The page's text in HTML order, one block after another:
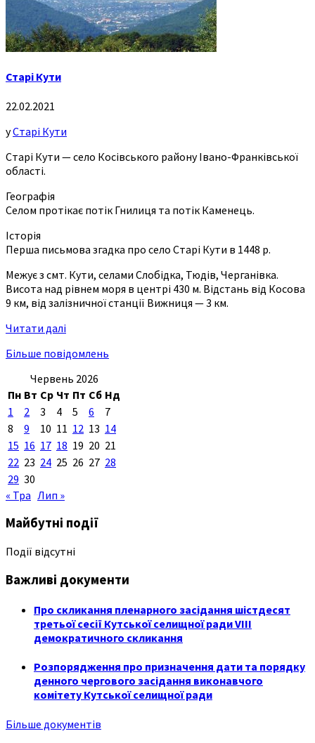
Старі Кути
22.02.2021
уСтарі Кути
Старі Кути — село Косівського району Івано-Франківської
області.
Географія
Селом протікає потік Гнилиця та потік Каменець.
Історія
Перша письмова згадка про село Старі Кути в 1448 р.
Межує з смт. Кути, селами Слобідка, Тюдів, Черганівка.
Висота над рівнем моря в центрі 430 м. Відстань від Косова
9 км, від залізничної станції Вижниця — 3 км.
Читати далі
Більше повідомлень
Червень 2026
Пн Вт Ср Чт Пт Сб Нд
1
2 3 4 5 6
7
8
9 10 11 12 13 14
15 16 17 18 19 20 21
22 23 24 25 26 27 28
29 30
« Тра Лип »
Майбутні події
Події відсутні
Важливі документи
Про скликання пленарного засідання шістдесят
третьої сесії Кутської селищної ради VIII
демократичного скликання
Розпорядження про призначення дати та порядку
денного чергового засідання виконавчого
комітету Кутської селищної ради
Більше документів